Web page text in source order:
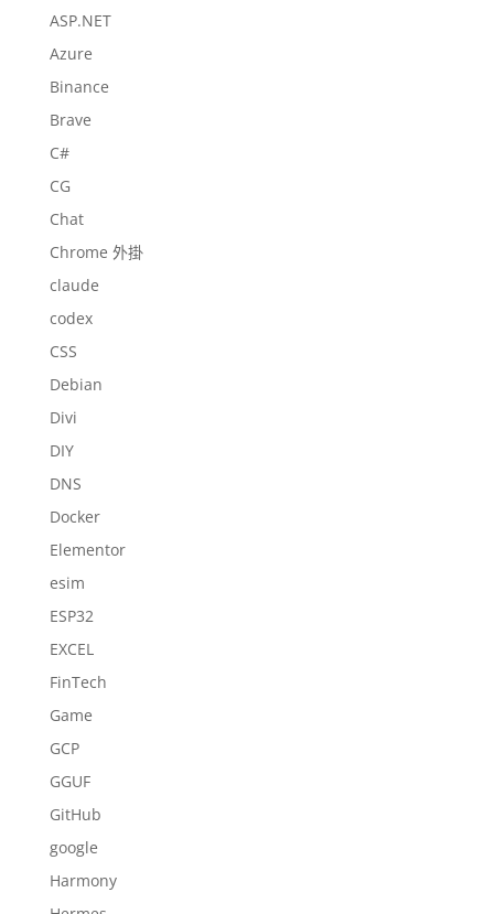
ASP.NET
Azure
Binance
Brave
C#
CG
Chat
Chrome 外掛
claude
codex
CSS
Debian
Divi
DIY
DNS
Docker
Elementor
esim
ESP32
EXCEL
FinTech
Game
GCP
GGUF
GitHub
google
Harmony